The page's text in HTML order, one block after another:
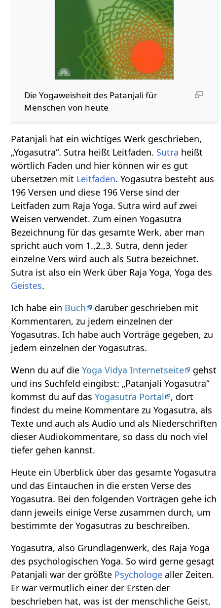
Die Yogaweisheit des Patanjali für
Menschen von heute
Patanjali hat ein wichtiges Werk geschrieben,
„Yogasutra“. Sutra heißt Leitfaden. Sutra heißt
wörtlich Faden und hier können wir es gut
übersetzen mit Leitfaden. Yogasutra besteht aus
196 Versen und diese 196 Verse sind der
Leitfaden zum Raja Yoga. Sutra wird auf zwei
Weisen verwendet. Zum einen Yogasutra
Bezeichnung für das gesamte Werk, aber man
spricht auch vom 1.,2.,3. Sutra, denn jeder
einzelne Vers wird auch als Sutra bezeichnet.
Sutra ist also ein Werk über Raja Yoga, Yoga des
Geistes.
Ich habe ein Buch
darüber geschrieben mit
Kommentaren, zu jedem einzelnen der
Yogasutras. Ich habe auch Vorträge gegeben, zu
jedem einzelnen der Yogasutras.
Wenn du auf dieYoga Vidya Internetseite
gehst
und ins Suchfeld eingibst: „Patanjali Yogasutra“
kommst du auf dasYogasutra Portal
, dort
findest du meine Kommentare zu Yogasutra, als
Texte und auch als Audio und als Niederschriften
dieser Audiokommentare, so dass du noch viel
tiefer gehen kannst.
Heute ein Überblick über das gesamte Yogasutra
und das Eintauchen in die ersten Verse des
Yogasutra. Bei den folgenden Vorträgen gehe ich
dann jeweils einige Verse zusammen durch, um
bestimmte der Yogasutras zu beschreiben.
Yogasutra, also Grundlagenwerk, des Raja Yoga
des psychologischen Yoga. So wird gerne gesagt
Patanjali war der größte Psychologe aller Zeiten.
Er war vermutlich einer der Ersten der
beschrieben hat, was ist der menschliche Geist,